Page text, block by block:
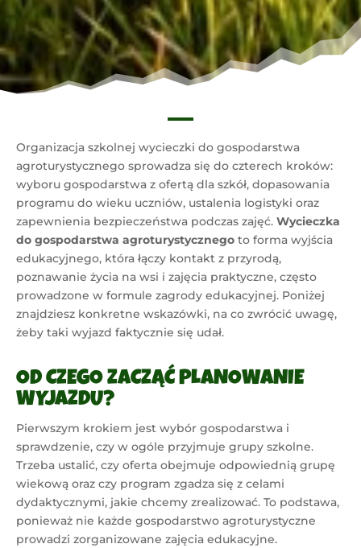
Organizacja szkolnej wycieczki do gospodarstwa
agroturystycznego sprowadza się do czterech kroków:
wyboru gospodarstwa z ofertą dla szkół, dopasowania
programu do wieku uczniów, ustalenia logistyki oraz
zapewnienia bezpieczeństwa podczas zajęć. Wycieczka
do gospodarstwa agroturystycznego to forma wyjścia
edukacyjnego, która łączy kontakt z przyrodą,
poznawanie życia na wsi i zajęcia praktyczne, często
prowadzone w formule zagrody edukacyjnej. Poniżej
znajdziesz konkretne wskazówki, na co zwrócić uwagę,
żeby taki wyjazd faktycznie się udał.
OD CZEGO ZACZĄĆ PLANOWANIE
WYJAZDU?
Pierwszym krokiem jest wybór gospodarstwa i
sprawdzenie, czy w ogóle przyjmuje grupy szkolne.
Trzeba ustalić, czy oferta obejmuje odpowiednią grupę
wiekową oraz czy program zgadza się z celami
dydaktycznymi, jakie chcemy zrealizować. To podstawa,
ponieważ nie każde gospodarstwo agroturystyczne
prowadzi zorganizowane zajęcia edukacyjne.